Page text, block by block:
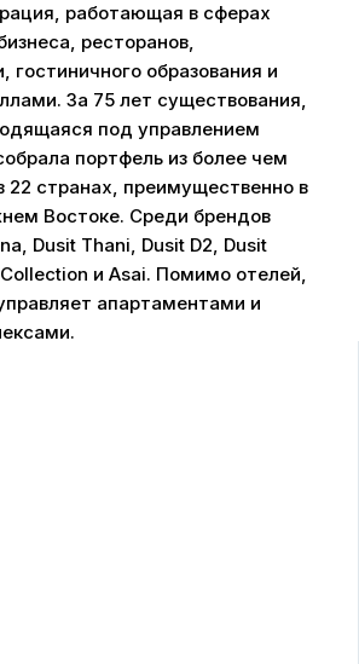
работающая в сферах
ресторанов,
гостиничного образования и
За 75 лет существования,
под управлением
портфель из более чем
22 странах, преимущественно в
Востоке. Среди брендов
Dusit Thani, Dusit D2, Dusit
и Asai. Помимо отелей,
апартаментами и